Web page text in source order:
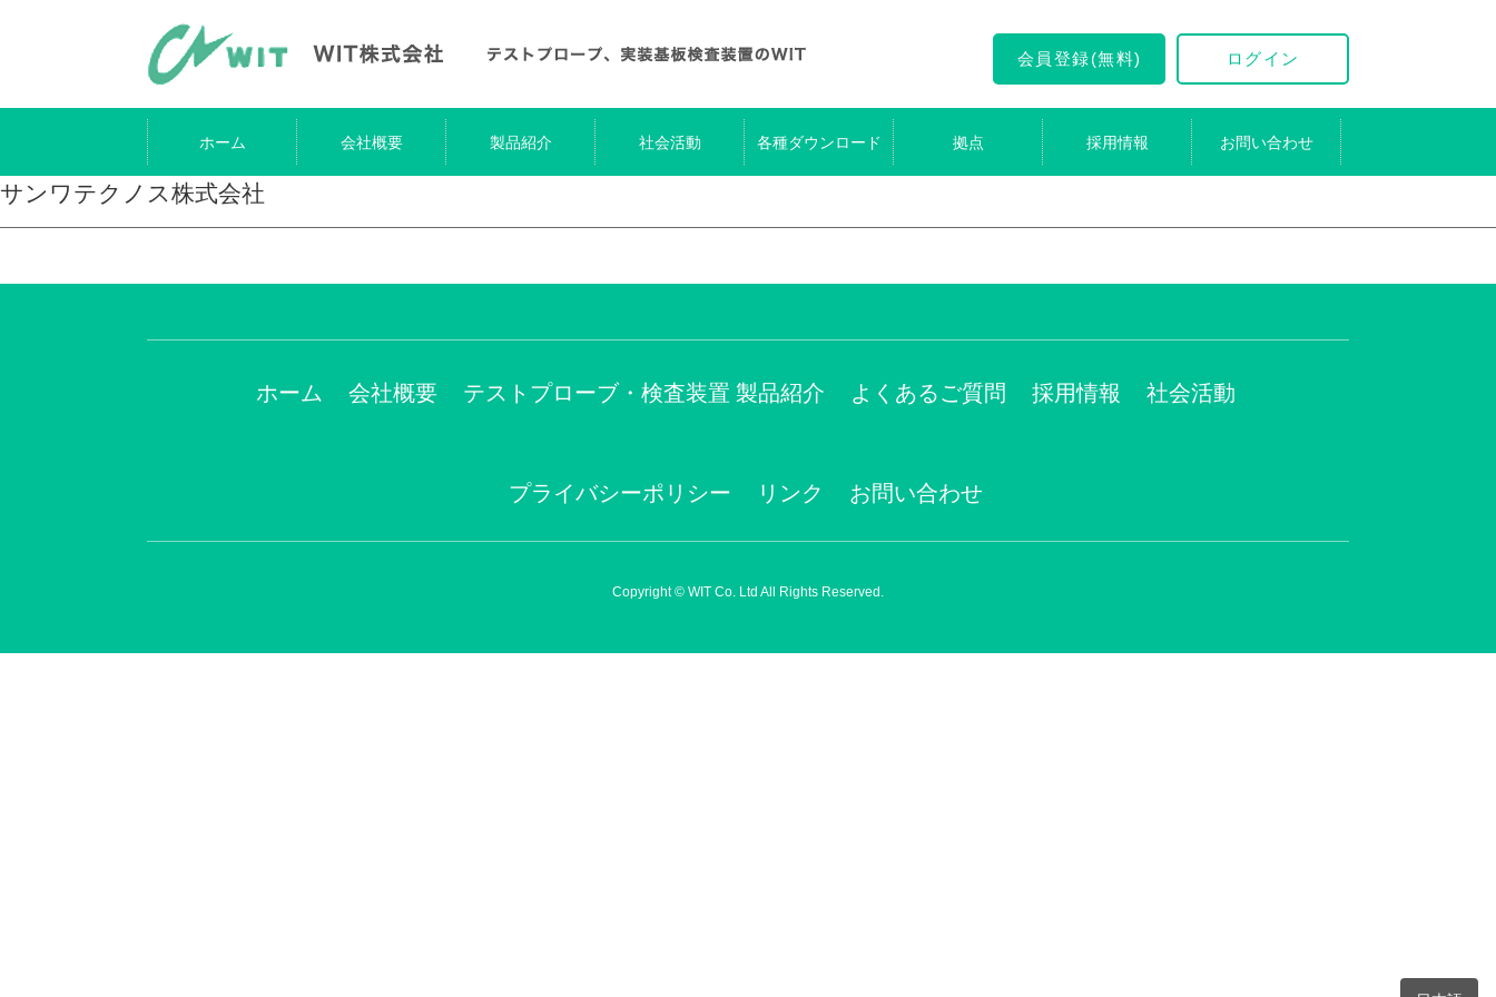
会員登録(無料) ログイン
ホーム 会社概要 製品紹介 社会活動 各種ダウンロード 拠点 採用情報 お問い合わせ
サンワテクノス株式会社
ホーム 会社概要 テストプローブ・検査装置 製品紹介 よくあるご質問 採用情報 社会活動
プライバシーポリシー リンク お問い合わせ
Copyright © WIT Co. Ltd All Rights Reserved.